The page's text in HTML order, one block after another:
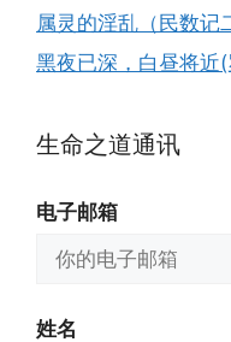
属灵的淫乱（民数记
黑夜已深，白昼将近
生命之道通讯
电子邮箱
姓名